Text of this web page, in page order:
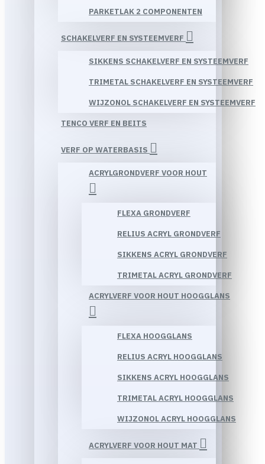
PARKETLAK 2 COMPONENTEN
SCHAKELVERF EN SYSTEEMVERF
SIKKENS SCHAKELVERF EN SYSTEEMVERF
TRIMETAL SCHAKELVERF EN SYSTEEMVERF
WIJZONOL SCHAKELVERF EN SYSTEEMVERF
TENCO VERF EN BEITS
VERF OP WATERBASIS
ACRYLGRONDVERF VOOR HOUT
FLEXA GRONDVERF
RELIUS ACRYL GRONDVERF
SIKKENS ACRYL GRONDVERF
TRIMETAL ACRYL GRONDVERF
ACRYLVERF VOOR HOUT HOOGGLANS
FLEXA HOOGGLANS
RELIUS ACRYL HOOGGLANS
SIKKENS ACRYL HOOGGLANS
TRIMETAL ACRYL HOOGGLANS
WIJZONOL ACRYL HOOGGLANS
ACRYLVERF VOOR HOUT MAT